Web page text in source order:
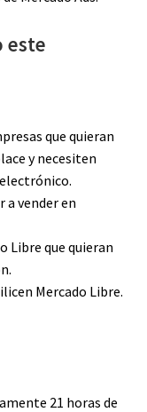
este
que quieran
y necesiten
a vender en
Libre que quieran
Mercado Libre.
21 horas de